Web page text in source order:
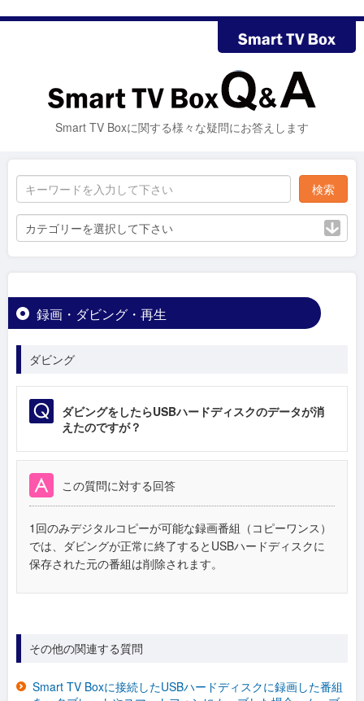
Smart TV Boxに関する様々な疑問にお答えします
カテゴリーを選択して下さい
録画・ダビング・再生
ダビング
ダビングをしたらUSBハードディスクのデータが消
えたのですが？
この質問に対する回答
1回のみデジタルコピーが可能な録画番組（コピーワンス）
では、ダビングが正常に終了するとUSBハードディスクに
保存された元の番組は削除されます。
その他の関連する質問
Smart TV Boxに接続したUSBハードディスクに録画した番組